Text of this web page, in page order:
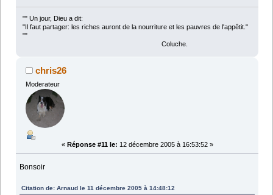
"" Un jour, Dieu a dit:
"Il faut partager: les riches auront de la nourriture et les pauvres de l'appêtit."
""
Coluche.
chris26
Moderateur
« Réponse #11 le: 12 décembre 2005 à 16:53:52 »
Bonsoir
Citation de: Arnaud le 11 décembre 2005 à 14:48:12